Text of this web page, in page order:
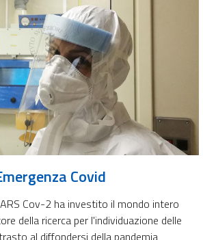
Covid
Cov-2 ha investito il mondo intero
della ricerca per l'individuazione delle
al diffondersi della pandemia